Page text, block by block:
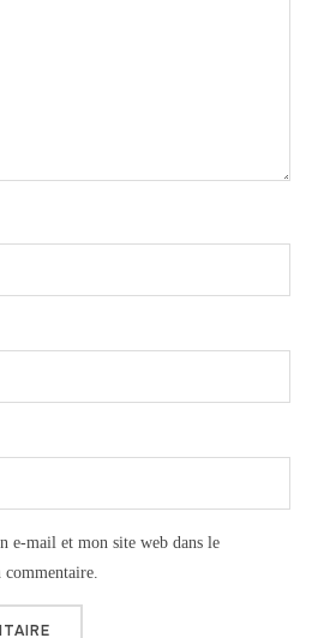
e-mail et mon site web dans le